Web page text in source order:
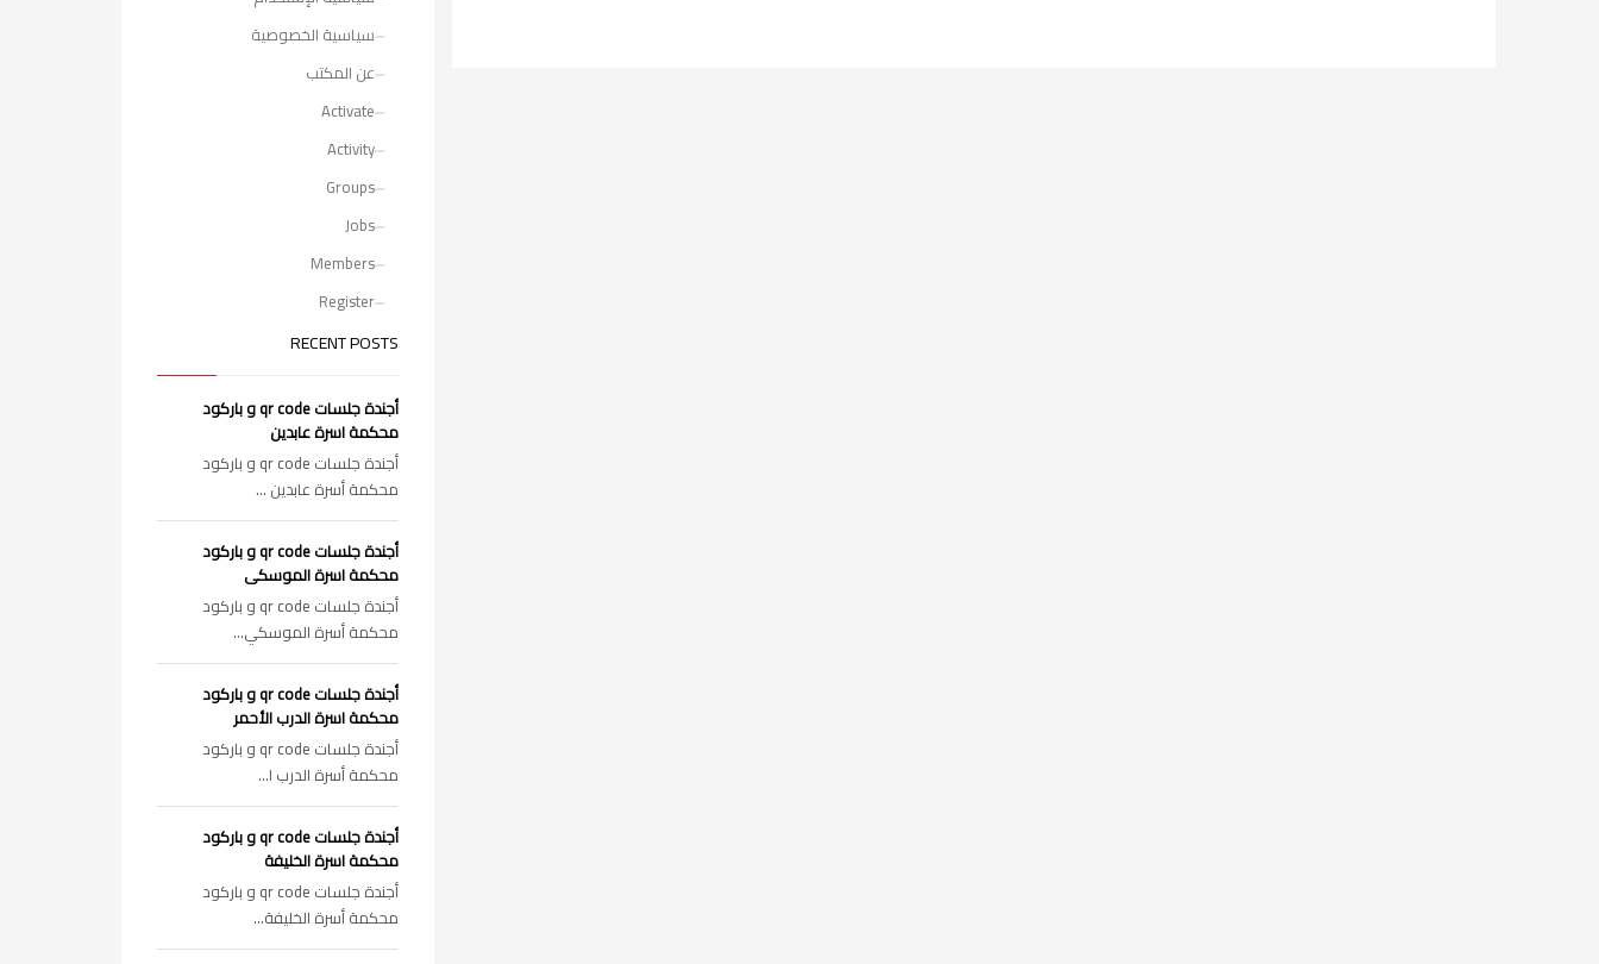
سياسية الخصوصية
عن المكتب
Activate
Activity
Groups
Jobs
Members
Register
RECENT POSTS
أجندة جلسات qr code و باركود
محكمة اسرة عابدين
أجندة جلسات qr code و باركود
محكمة أسرة عابدين ...
أجندة جلسات qr code و باركود
محكمة اسرة الموسكى
أجندة جلسات qr code و باركود
محكمة أسرة الموسكي...
أجندة جلسات qr code و باركود
محكمة اسرة الدرب الأحمر
أجندة جلسات qr code و باركود
محكمة أسرة الدرب ا...
أجندة جلسات qr code و باركود
محكمة اسرة الخليفة
أجندة جلسات qr code و باركود
محكمة أسرة الخليفة...